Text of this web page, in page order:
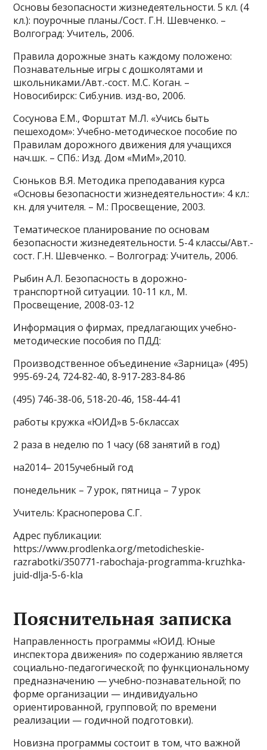
Основы безопасности жизнедеятельности. 5 кл. (4
кл.): поурочные планы./Сост. Г.Н. Шевченко. –
Волгоград: Учитель, 2006.
Правила дорожные знать каждому положено:
Познавательные игры с дошколятами и
школьниками./Авт.-сост. М.С. Коган. –
Новосибирск: Сиб.унив. изд-во, 2006.
Сосунова Е.М., Форштат М.Л. «Учись быть
пешеходом»: Учебно-методическое пособие по
Правилам дорожного движения для учащихся
нач.шк. – СПб.: Изд. Дом «МиМ»,2010.
Сюньков В.Я. Методика преподавания курса
«Основы безопасности жизнедеятельности»: 4 кл.:
кн. для учителя. – М.: Просвещение, 2003.
Тематическое планирование по основам
безопасности жизнедеятельности. 5-4 классы/Авт.-
сост. Г.Н. Шевченко. – Волгоград: Учитель, 2006.
Рыбин А.Л. Безопасность в дорожно-
транспортной ситуации. 10-11 кл., М.
Просвещение, 2008-03-12
Информация о фирмах, предлагающих учебно-
методические пособия по ПДД:
Производственное объединение «Зарница» (495)
995-69-24, 724-82-40, 8-917-283-84-86
(495) 746-38-06, 518-20-46, 158-44-41
работы кружка «ЮИД»в 5-6классах
2 раза в неделю по 1 часу (68 занятий в год)
на2014– 2015учебный год
понедельник – 7 урок, пятница – 7 урок
Учитель: Красноперова С.Г.
Адрес публикации:
https://www.prodlenka.org/metodicheskie-
razrabotki/350771-rabochaja-programma-kruzhka-
juid-dlja-5-6-kla
Пояснительная записка
Направленность программы «ЮИД. Юные
инспектора движения» по содержанию является
социально-педагогической; по функциональному
предназначению — учебно-познавательной; по
форме организации — индивидуально
ориентированной, групповой; по времени
реализации — годичной подготовки).
Новизна программы состоит в том, что важной